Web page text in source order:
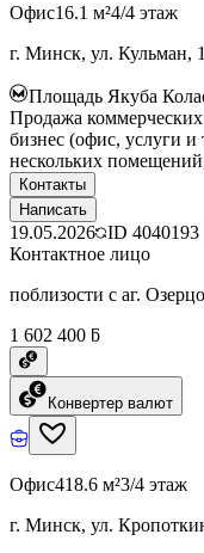
Офис16.1 м²4/4 этаж
г. Минск, ул. Кульман, 1
Площадь Якуба
Продажа
бизнес (офис, услуги
нескольких
Контакты
Написать
19.05.2026 ID 4040193
Контактное лицо
поблизости с аг.
1 602 400 ƃ
Конвертер валют
Офис418.6 м²3/4 этаж
г. Минск, ул.